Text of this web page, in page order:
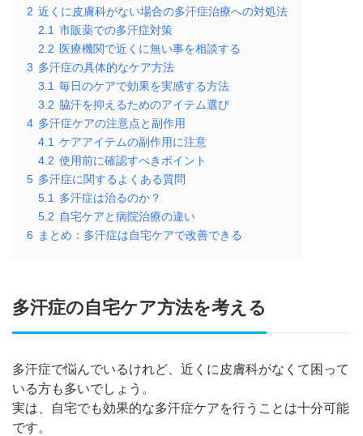
2 近くに皮膚科がない場合の多汗症治療への対処法
2.1 市販薬での多汗症対策
2.2 医療機関で近くに無い事を相談する
3 多汗症の具体的なケア方法
3.1 毎日のケアで効果を実感する方法
3.2 脇汗を抑えるためのアイテム選び
4 多汗症ケアの注意点と副作用
4.1 ケアアイテムの副作用に注意
4.2 使用前に確認すべきポイント
5 多汗症に関するよくある質問
5.1
多汗症は治るのか？
5.2 自宅ケアと病院治療の違い
6
まとめ：多汗症は自宅ケアで改善できる
多汗症の自宅ケア方法を考える
多汗症で悩んでいるけれど、近くに皮膚科がなくて困って
いる方も多いでしょう。
実は、自宅でも効果的な多汗症ケアを行うことは十分可能
です。